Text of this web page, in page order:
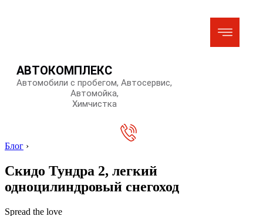
АВТОКОМПЛЕКС
Автомобили с пробегом, Автосервис,
Автомойка,
Химчистка
Блог ›
Скидо Тундра 2, легкий
одноцилиндровый снегоход
Spread the love